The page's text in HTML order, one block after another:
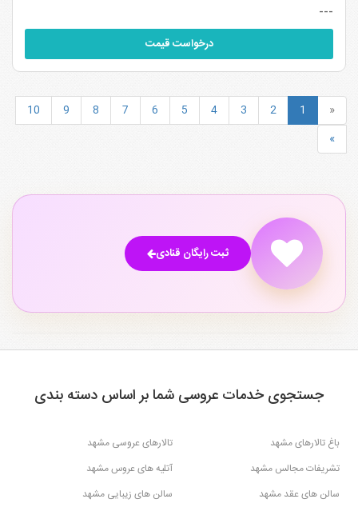
---
درخواست قیمت
«
1
2
3
4
5
6
7
8
9
10
»
ثبت رایگان قنادی
جستجوی خدمات عروسی شما بر اساس دسته بندی
باغ تالارهای مشهد
تالارهای عروسی مشهد
تشریفات مجالس مشهد
آتلیه های عروس مشهد
سالن های عقد مشهد
سالن های زیبایی مشهد